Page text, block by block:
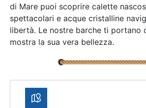
di Mare puoi scoprire calette
spettacolari e acque cristalline
libertà. Le nostre barche ti portano
mostra la sua vera bellezza.